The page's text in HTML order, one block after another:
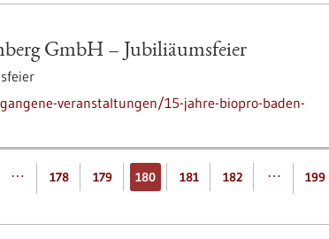
GmbH – Jubiliäumsfeier
veranstaltungen/15-jahre-biopro-baden-
… 178 179 180 181 182 … 199